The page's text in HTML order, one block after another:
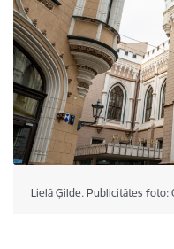
Lielā Ģilde. Publicitātes foto: